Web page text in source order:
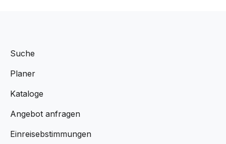
Suche
Planer
Kataloge
Angebot anfragen
Einreisebstimmungen